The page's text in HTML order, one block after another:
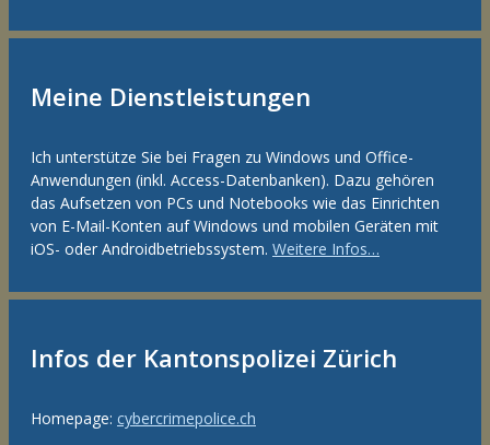
Meine Dienstleistungen
Ich unterstütze Sie bei Fragen zu Windows und Office-
Anwendungen (inkl. Access-Datenbanken). Dazu gehören
das Aufsetzen von PCs und Notebooks wie das Einrichten
von E-Mail-Konten auf Windows und mobilen Geräten mit
iOS- oder Androidbetriebssystem. Weitere Infos…
Infos der Kantonspolizei Zürich
Homepage: cybercrimepolice.ch